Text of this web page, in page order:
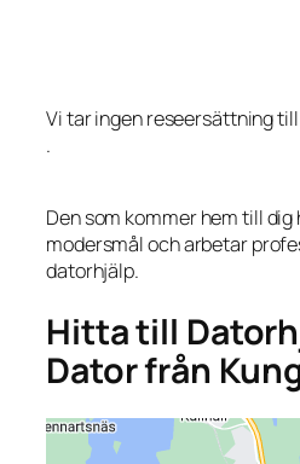
Vi tar ingen reseersättning
.
Den som kommer hem till dig
modersmål och arbetar
datorhjälp.
Hitta till
Dator från